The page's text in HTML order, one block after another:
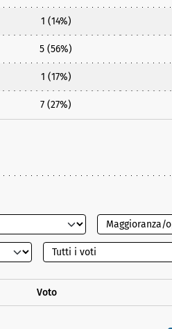
1 (14%)
5 (56%)
1 (17%)
7 (27%)
Voto